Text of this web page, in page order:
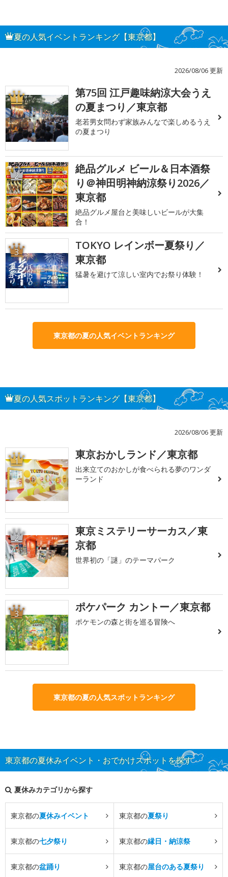
夏の人気イベントランキング【東京都】
2026/08/06 更新
1
第75回 江戸趣味納涼大会うえ
の夏まつり／東京都
老若男女問わず家族みんなで楽しめるうえ
の夏まつり
2
絶品グルメ ビール＆日本酒祭
り＠神田明神納涼祭り2026／
東京都
絶品グルメ屋台と美味しいビールが大集
合！
3
TOKYO レインボー夏祭り／
東京都
猛暑を避けて涼しい室内でお祭り体験！
東京都の夏の人気イベントランキング
夏の人気スポットランキング【東京都】
2026/08/06 更新
1 東京おかしランド／東京都
出来立てのおかしが食べられる夢のワンダ
ーランド
2
東京ミステリーサーカス／東
京都
世界初の「謎」のテーマパーク
3 ポケパーク カントー／東京都
ポケモンの森と街を巡る冒険へ
東京都の夏の人気スポットランキング
東京都の夏休みイベント・おでかけスポットを探す
夏休みカテゴリから探す
東京都の夏休みイベント 東京都の夏祭り
東京都の七夕祭り 東京都の縁日・納涼祭
東京都の盆踊り 東京都の屋台のある夏祭り